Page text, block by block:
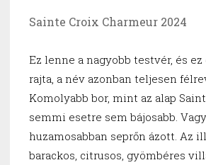
Sainte Croix Charmeur 2024
Ez lenne a nagyobb testvér, és
rajta, a név azonban teljesen
Komolyabb bor, mint az alap
semmi esetre sem bájosabb.
huzamosabban seprőn ázott. Az
barackos, citrusos, gyömbéres